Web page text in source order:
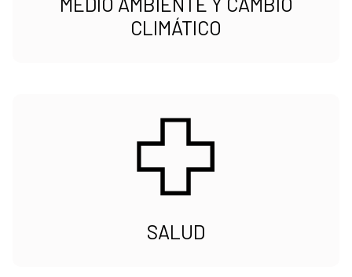
CLIMÁTICO
SALUD